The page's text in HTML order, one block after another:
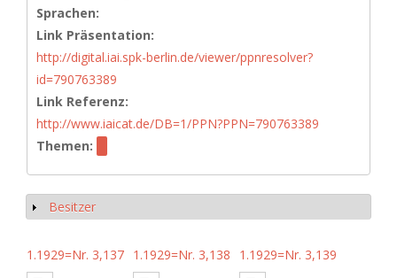
Sprachen:
Link Präsentation:
http://digital.iai.spk-berlin.de/viewer/ppnresolver?
id=790763389
Link Referenz:
http://www.iaicat.de/DB=1/PPN?PPN=790763389
Themen:
Anzeigen
Besitzer
1.1929=Nr. 3,137 1.1929=Nr. 3,138 1.1929=Nr. 3,139